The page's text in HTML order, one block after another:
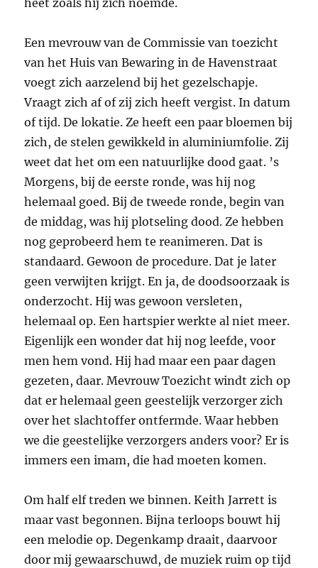
Een mevrouw van de Commissie van toezicht
van het Huis van Bewaring in de Havenstraat
voegt zich aarzelend bij het gezelschapje.
Vraagt zich af of zij zich heeft vergist. In datum
of tijd. De lokatie. Ze heeft een paar bloemen bij
zich, de stelen gewikkeld in aluminiumfolie. Zij
weet dat het om een natuurlijke dood gaat. ’s
Morgens, bij de eerste ronde, was hij nog
helemaal goed. Bij de tweede ronde, begin van
de middag, was hij plotseling dood. Ze hebben
nog geprobeerd hem te reanimeren. Dat is
standaard. Gewoon de procedure. Dat je later
geen verwijten krijgt. En ja, de doodsoorzaak is
onderzocht. Hij was gewoon versleten,
helemaal op. Een hartspier werkte al niet meer.
Eigenlijk een wonder dat hij nog leefde, voor
men hem vond. Hij had maar een paar dagen
gezeten, daar. Mevrouw Toezicht windt zich op
dat er helemaal geen geestelijk verzorger zich
over het slachtoffer ontfermde. Waar hebben
we die geestelijke verzorgers anders voor? Er is
immers een imam, die had moeten komen.
Om half elf treden we binnen. Keith Jarrett is
maar vast begonnen. Bijna terloops bouwt hij
een melodie op. Degenkamp draait, daarvoor
door mij gewaarschuwd, de muziek ruim op tijd